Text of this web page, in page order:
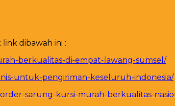
dibawah ini :
berkualitas-di-empat-lawang-sumsel/
untuk-pengiriman-keseluruh-indonesia/
sarung-kursi-murah-berkualitas-